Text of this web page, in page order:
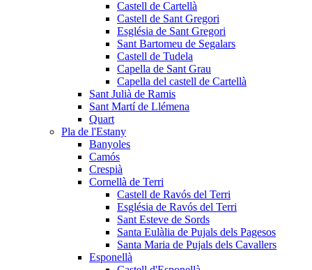
Castell de Cartellà
Castell de Sant Gregori
Església de Sant Gregori
Sant Bartomeu de Segalars
Castell de Tudela
Capella de Sant Grau
Capella del castell de Cartellà
Sant Julià de Ramis
Sant Martí de Llémena
Quart
Pla de l'Estany
Banyoles
Camós
Crespià
Cornellà de Terri
Castell de Ravós del Terri
Església de Ravós del Terri
Sant Esteve de Sords
Santa Eulàlia de Pujals dels Pagesos
Santa Maria de Pujals dels Cavallers
Esponellà